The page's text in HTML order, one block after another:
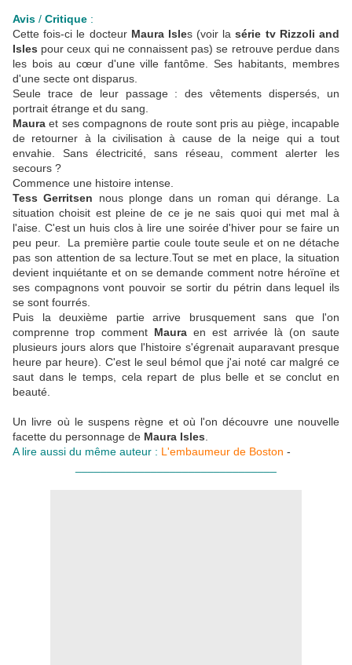
Avis / Critique :
Cette fois-ci le docteur Maura Isles (voir lasérie tv Rizzoli and
Isles pour ceux qui ne connaissent pas) se retrouve perdue dans
les bois au cœur d'une ville fantôme. Ses habitants, membres
d'une secte ont disparus.
Seule trace de leur passage : des vêtements dispersés, un
portrait étrange et du sang.
Maura et ses compagnons de route sont pris au piège, incapable
de retourner à la civilisation à cause de la neige qui a tout
envahie. Sans électricité, sans réseau, comment alerter les
secours ?
Commence une histoire intense.
Tess Gerritsen nous plonge dans un roman qui dérange. La
situation choisit est pleine de ce je ne sais quoi qui met mal à
l'aise. C'est un huis clos à lire une soirée d'hiver pour se faire un
peu peur. La première partie coule toute seule et on ne détache
pas son attention de sa lecture.Tout se met en place, la situation
devient inquiétante et on se demande comment notre héroïne et
ses compagnons vont pouvoir se sortir du pétrin dans lequel ils
se sont fourrés.
Puis la deuxième partie arrive brusquement sans que l'on
comprenne trop comment Maura en est arrivée là (on saute
plusieurs jours alors que l'histoire s'égrenait auparavant presque
heure par heure). C'est le seul bémol que j'ai noté car malgré ce
saut dans le temps, cela repart de plus belle et se conclut en
beauté.
Un livre où le suspens règne et où l'on découvre une nouvelle
facette du personnage de Maura Isles
A lire aussi du même auteur : L'embaumeur de Boston -